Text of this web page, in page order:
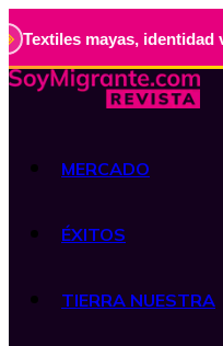
identidad viva. •
MERCADO
ÉXITOS
TIERRA NUESTRA